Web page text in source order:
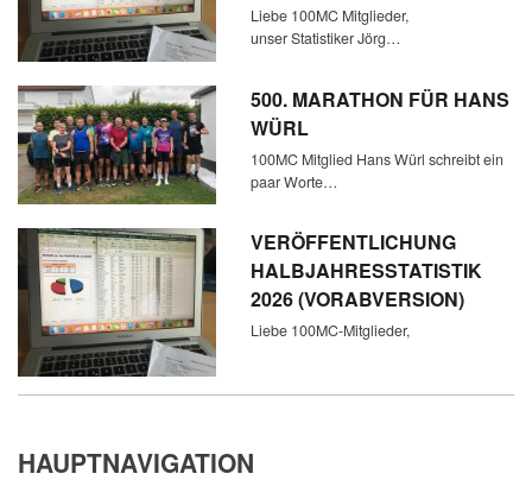
Liebe 100MC Mitglieder,
unser Statistiker Jörg…
500. MARATHON FÜR HANS
WÜRL
100MC Mitglied Hans Würl schreibt ein
paar Worte…
VERÖFFENTLICHUNG
HALBJAHRESSTATISTIK
2026 (VORABVERSION)
Liebe 100MC-Mitglieder,
HAUPTNAVIGATION